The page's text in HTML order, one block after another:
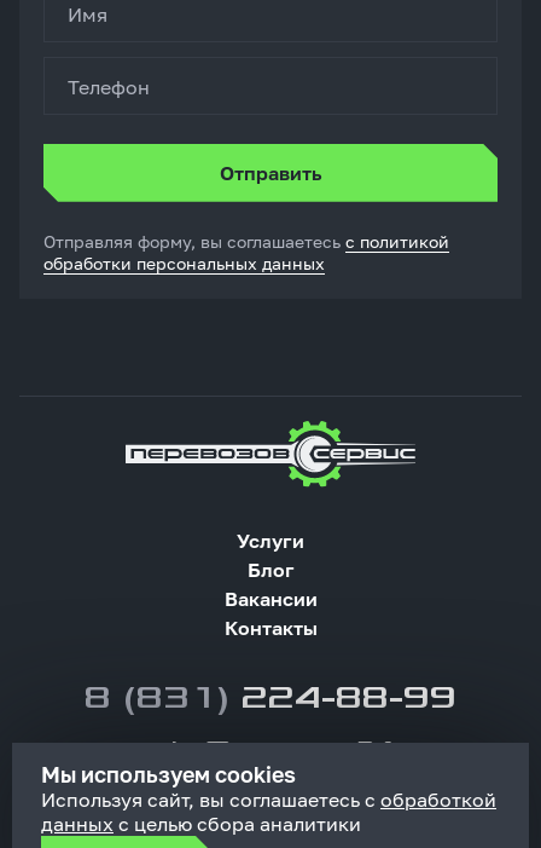
Имя
Телефон
Отправляя форму, вы соглашаетесь с политикой
обработки персональных данных
8 (831) 224-88-99
service@perevozov24.ru
Услуги
Блог
Вакансии
Контакты
© 2026 ООО «Перевозов-Сервис»
Мы используем cookies
Используя сайт, вы соглашаетесь с обработкой
данных с целью сбора аналитики